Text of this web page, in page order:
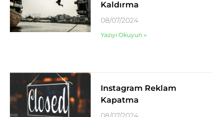
Kaldırma
08/07/2024
Yazıyı Okuyun »
Instagram Reklam
Kapatma